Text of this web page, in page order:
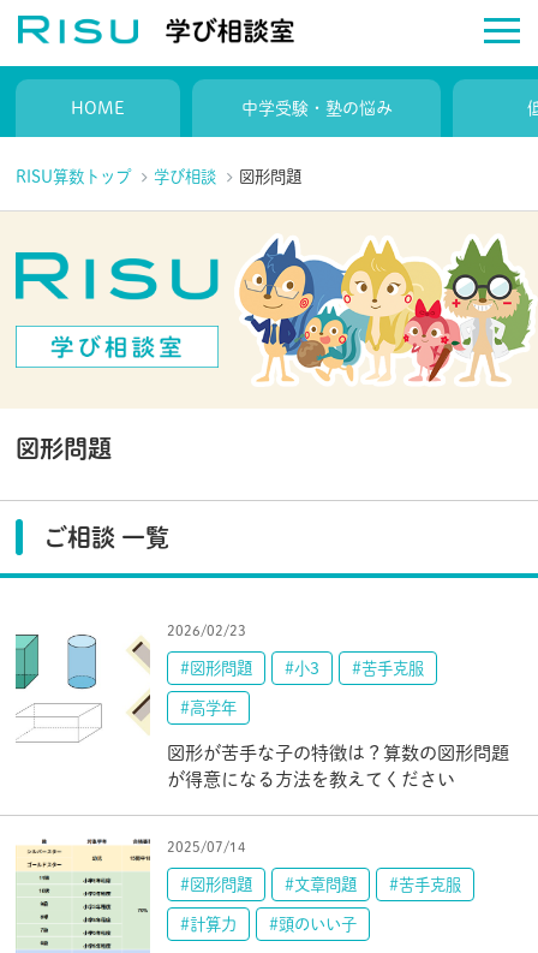
HOME 中学受験・塾の悩み
RISU算数トップ 学び相談 図形問題
図形問題
ご相談 一覧
2026/02/23
#図形問題 #小3 #苦手克服
#高学年
図形が苦手な子の特徴は？算数の図形問題
が得意になる方法を教えてください
2025/07/14
#図形問題 #文章問題 #苦手克服
#計算力 #頭のいい子